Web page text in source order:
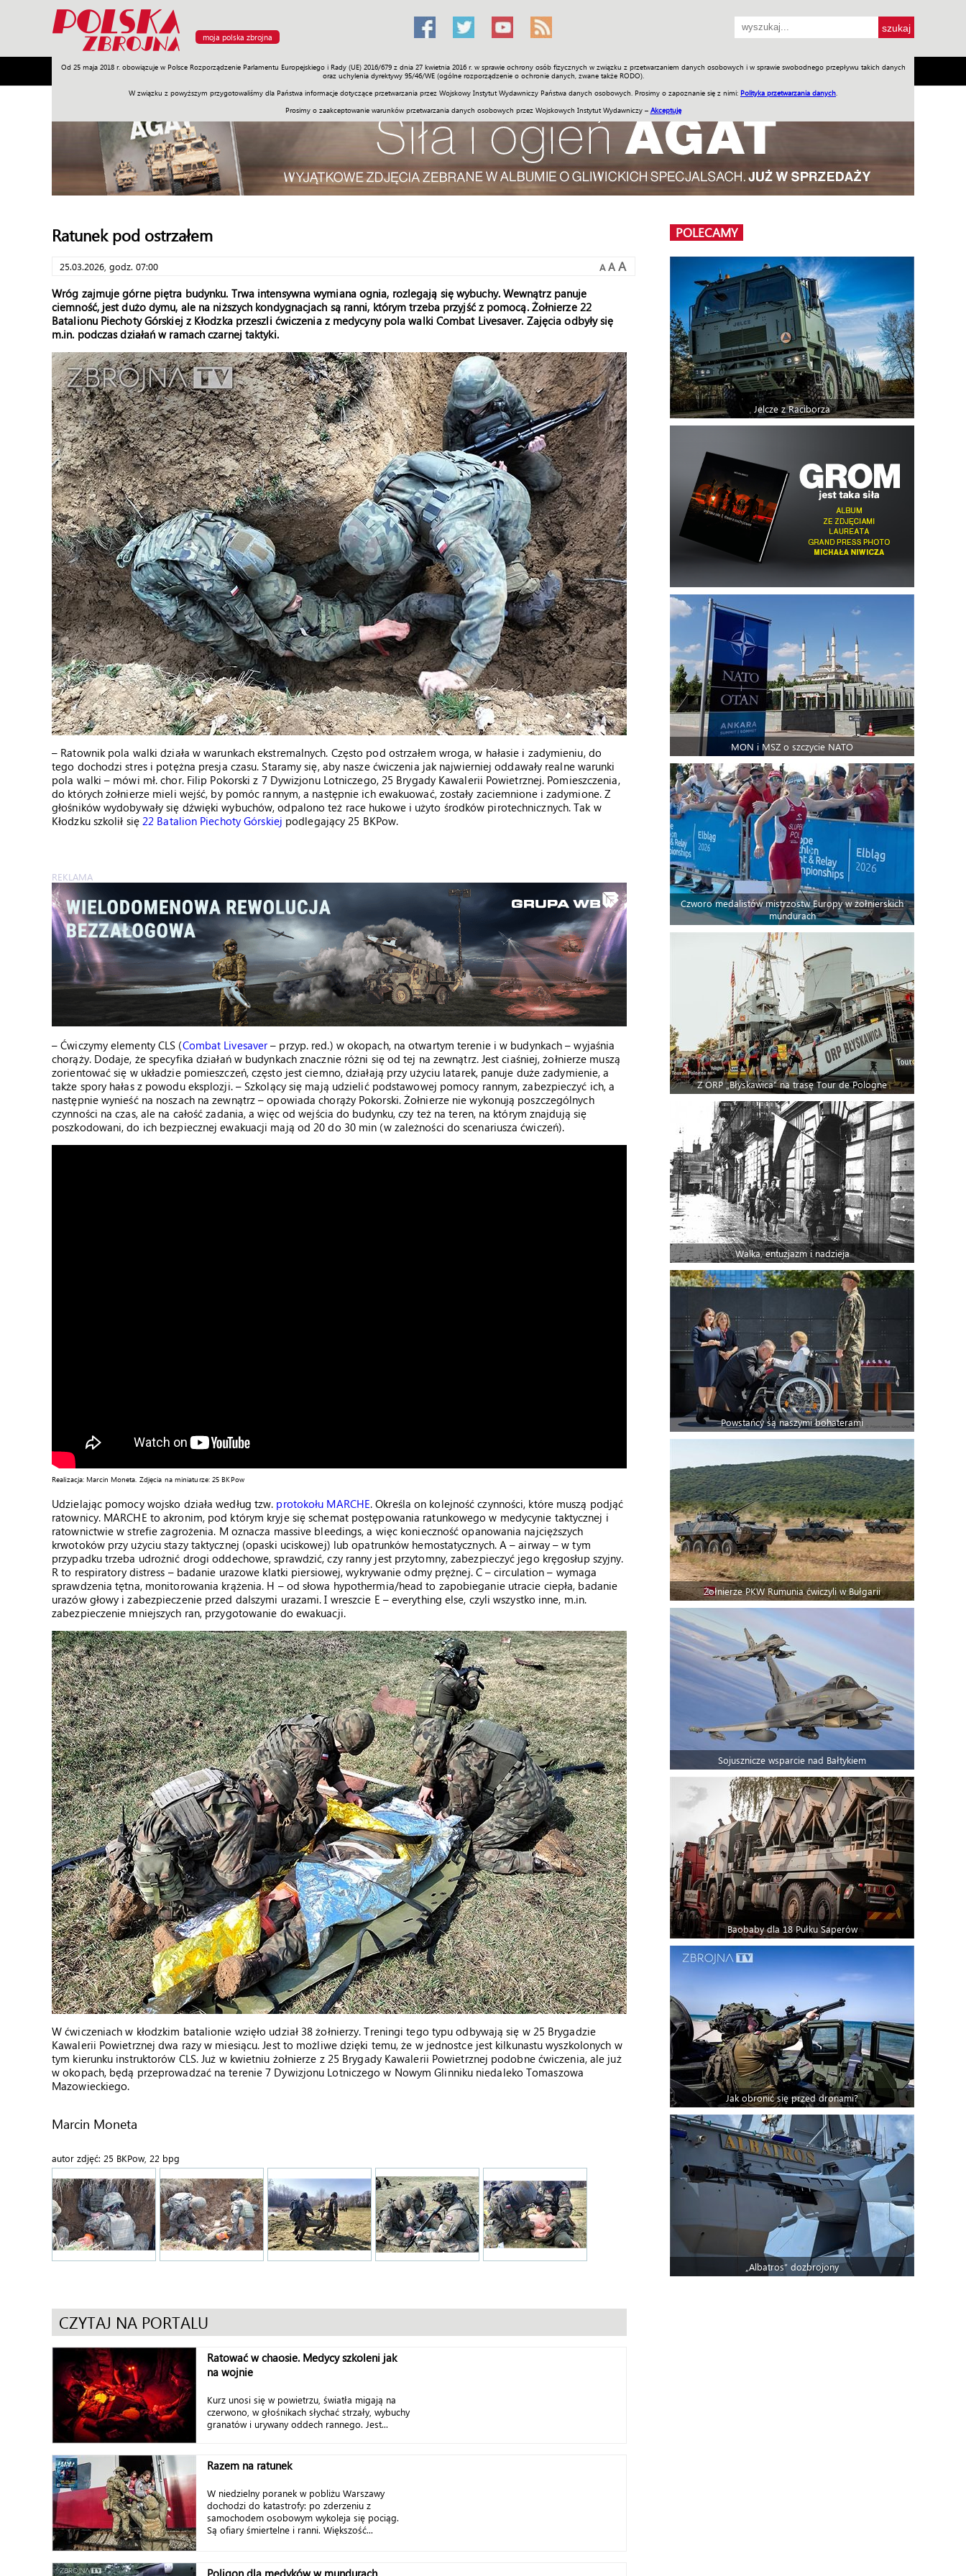
moja polska zbrojna
Od 25 maja 2018 r. obowiązuje w Polsce Rozporządzenie Parlamentu Europejskiego i Rady (UE) 2016/679 z dnia 27 kwietnia 2016 r. w sprawie ochrony osób fizycznych w związku z przetwarzaniem danych osobowych i w sprawie swobodnego przepływu takich danych
oraz uchylenia dyrektywy 95/46/WE (ogólne rozporządzenie o ochronie danych, zwane także RODO).
W związku z powyższym przygotowaliśmy dla Państwa informacje dotyczące przetwarzania przez Wojskowy Instytut Wydawniczy Państwa danych osobowych. Prosimy o zapoznanie się z nimi: Polityka przetwarzania danych
Prosimy o zaakceptowanie warunków przetwarzania danych osobowych przez Wojskowych Instytut Wydawniczy – Akceptuję
Armia Poligon Sprzęt Misje Polityka Prawo Świat Społeczność Sport Historia Galerie Wideo ENGLISH SKLEP Jednodniówki Praca w WIW
Ratunek pod ostrzałem
25.03.2026, godz. 07:00 A A A
Wróg zajmuje górne piętra budynku. Trwa intensywna wymiana ognia, rozlegają się wybuchy. Wewnątrz panuje
ciemność, jest dużo dymu, ale na niższych kondygnacjach są ranni, którym trzeba przyjść z pomocą. Żołnierze 22
Batalionu Piechoty Górskiej z Kłodzka przeszli ćwiczenia z medycyny pola walki Combat Livesaver. Zajęcia odbyły się
m.in. podczas działań w ramach czarnej taktyki.
– Ratownik pola walki działa w warunkach ekstremalnych. Często pod ostrzałem wroga, w hałasie i zadymieniu, do
tego dochodzi stres i potężna presja czasu. Staramy się, aby nasze ćwiczenia jak najwierniej oddawały realne warunki
pola walki – mówi mł. chor. Filip Pokorski z 7 Dywizjonu Lotniczego, 25 Brygady Kawalerii Powietrznej. Pomieszczenia,
do których żołnierze mieli wejść, by pomóc rannym, a następnie ich ewakuować, zostały zaciemnione i zadymione. Z
głośników wydobywały się dźwięki wybuchów, odpalono też race hukowe i użyto środków pirotechnicznych. Tak w
Kłodzku szkolił się 22 Batalion Piechoty Górskiej podlegający 25 BKPow.
REKLAMA
– Ćwiczymy elementy CLS (Combat Livesaver– przyp. red.) w okopach, na otwartym terenie i w budynkach – wyjaśnia
chorąży. Dodaje, że specyfika działań w budynkach znacznie różni się od tej na zewnątrz. Jest ciaśniej, żołnierze muszą
zorientować się w układzie pomieszczeń, często jest ciemno, działają przy użyciu latarek, panuje duże zadymienie, a
także spory hałas z powodu eksplozji. – Szkolący się mają udzielić podstawowej pomocy rannym, zabezpieczyć ich, a
następnie wynieść na noszach na zewnątrz – opowiada chorąży Pokorski. Żołnierze nie wykonują poszczególnych
czynności na czas, ale na całość zadania, a więc od wejścia do budynku, czy też na teren, na którym znajdują się
poszkodowani, do ich bezpiecznej ewakuacji mają od 20 do 30 min (w zależności do scenariusza ćwiczeń).
Realizacja: Marcin Moneta. Zdjęcia na miniaturze: 25 BKPow
Udzielając pomocy wojsko działa według tzw. protokołu MARCHE. Określa on kolejność czynności, które muszą podjąć
ratownicy. MARCHE to akronim, pod którym kryje się schemat postępowania ratunkowego w medycynie taktycznej i
ratownictwie w strefie zagrożenia. M oznacza massive bleedings, a więc konieczność opanowania najcięższych
krwotoków przy użyciu stazy taktycznej (opaski uciskowej) lub opatrunków hemostatycznych. A – airway – w tym
przypadku trzeba udrożnić drogi oddechowe, sprawdzić, czy ranny jest przytomny, zabezpieczyć jego kręgosłup szyjny.
R to respiratory distress – badanie urazowe klatki piersiowej, wykrywanie odmy prężnej. C – circulation – wymaga
sprawdzenia tętna, monitorowania krążenia. H – od słowa hypothermia/head to zapobieganie utracie ciepła, badanie
urazów głowy i zabezpieczenie przed dalszymi urazami. I wreszcie E – everything else, czyli wszystko inne, m.in.
zabezpieczenie mniejszych ran, przygotowanie do ewakuacji.
W ćwiczeniach w kłodzkim batalionie wzięło udział 38 żołnierzy. Treningi tego typu odbywają się w 25 Brygadzie
Kawalerii Powietrznej dwa razy w miesiącu. Jest to możliwe dzięki temu, że w jednostce jest kilkunastu wyszkolonych w
tym kierunku instruktorów CLS. Już w kwietniu żołnierze z 25 Brygady Kawalerii Powietrznej podobne ćwiczenia, ale już
w okopach, będą przeprowadzać na terenie 7 Dywizjonu Lotniczego w Nowym Glinniku niedaleko Tomaszowa
Mazowieckiego.
Marcin Moneta
autor zdjęć: 25 BKPow, 22 bpg
CZYTAJ NA PORTALU
Ratować w chaosie. Medycy szkoleni jak
na wojnie
Kurz unosi się w powietrzu, światła migają na
czerwono, w głośnikach słychać strzały, wybuchy
granatów i urywany oddech rannego. Jest...
Razem na ratunek
W niedzielny poranek w pobliżu Warszawy
dochodzi do katastrofy: po zderzeniu z
samochodem osobowym wykoleja się pociąg.
Są ofiary śmiertelne i ranni. Większość...
Poligon dla medyków w mundurach
POLECAMY
Jelcze z Raciborza
MON i MSZ o szczycie NATO
Czworo medalistów mistrzostw Europy w żołnierskich
mundurach
Z ORP „Błyskawica” na trasę Tour de Pologne
Walka, entuzjazm i nadzieja
Powstańcy są naszymi bohaterami
Żołnierze PKW Rumunia ćwiczyli w Bułgarii
Sojusznicze wsparcie nad Bałtykiem
Baobaby dla 18 Pułku Saperów
Jak obronić się przed dronami?
„Albatros” dozbrojony